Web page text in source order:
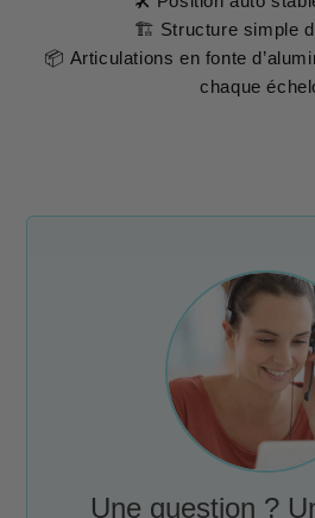
🏗 Structure simple
📦 Articulations en fonte
chaque
Une question ?